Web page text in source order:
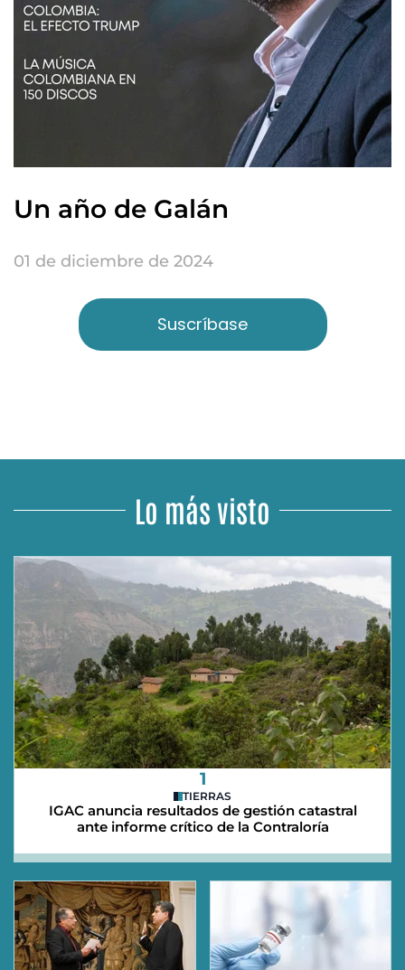
Un año de Galán
01 de diciembre de 2024
Suscríbase
Lo más visto
1
TIERRAS
IGAC anuncia resultados de gestión catastral
ante informe crítico de la Contraloría